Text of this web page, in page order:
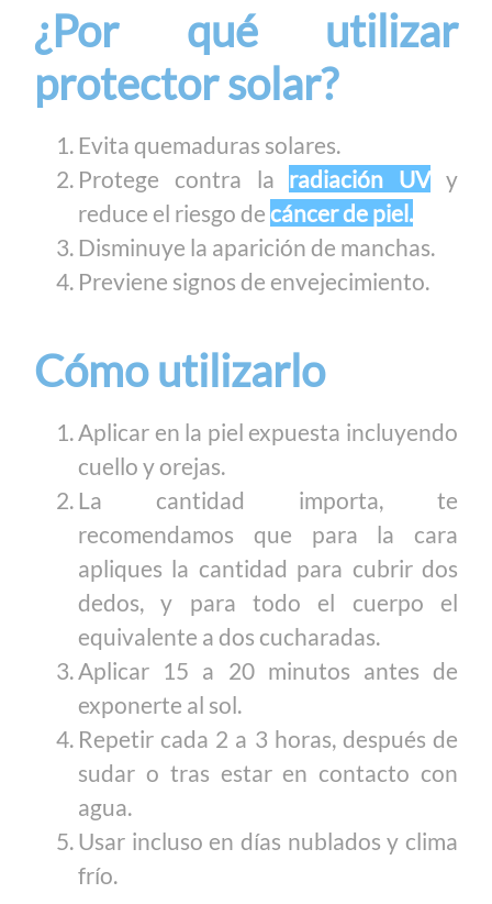
¿Por qué utilizar
protector solar?
Evita quemaduras solares.
Protege contra la radiación UV y
reduce el riesgo de cáncer de piel.
Disminuye la aparición de manchas.
Previene signos de envejecimiento.
Cómo utilizarlo
Aplicar en la piel expuesta incluyendo
cuello y orejas.
La cantidad importa, te
recomendamos que para la cara
apliques la cantidad para cubrir dos
dedos, y para todo el cuerpo el
equivalente a dos cucharadas.
Aplicar 15 a 20 minutos antes de
exponerte al sol.
Repetir cada 2 a 3 horas, después de
sudar o tras estar en contacto con
agua.
Usar incluso en días nublados y clima
frío.